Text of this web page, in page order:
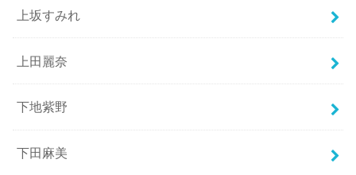
上坂すみれ
上田麗奈
下地紫野
下田麻美